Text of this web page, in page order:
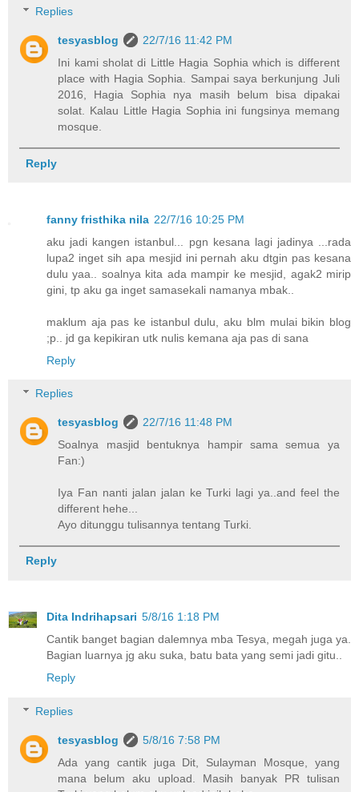
Replies
tesyasblog
22/7/16 11:42 PM
Ini kami sholat di Little Hagia Sophia which is different
place with Hagia Sophia. Sampai saya berkunjung Juli
2016, Hagia Sophia nya masih belum bisa dipakai
solat. Kalau Little Hagia Sophia ini fungsinya memang
mosque.
Reply
fanny fristhika nila 22/7/16 10:25 PM
aku jadi kangen istanbul... pgn kesana lagi jadinya ...rada
lupa2 inget sih apa mesjid ini pernah aku dtgin pas kesana
dulu yaa.. soalnya kita ada mampir ke mesjid, agak2 mirip
gini, tp aku ga inget samasekali namanya mbak..
maklum aja pas ke istanbul dulu, aku blm mulai bikin blog
;p.. jd ga kepikiran utk nulis kemana aja pas di sana
Reply
Replies
tesyasblog
22/7/16 11:48 PM
Soalnya masjid bentuknya hampir sama semua ya
Fan:)
Iya Fan nanti jalan jalan ke Turki lagi ya..and feel the
different hehe...
Ayo ditunggu tulisannya tentang Turki.
Reply
Dita Indrihapsari 5/8/16 1:18 PM
Cantik banget bagian dalemnya mba Tesya, megah juga ya.
Bagian luarnya jg aku suka, batu bata yang semi jadi gitu..
Reply
Replies
tesyasblog
5/8/16 7:58 PM
Ada yang cantik juga Dit, Sulayman Mosque, yang
mana belum aku upload. Masih banyak PR tulisan